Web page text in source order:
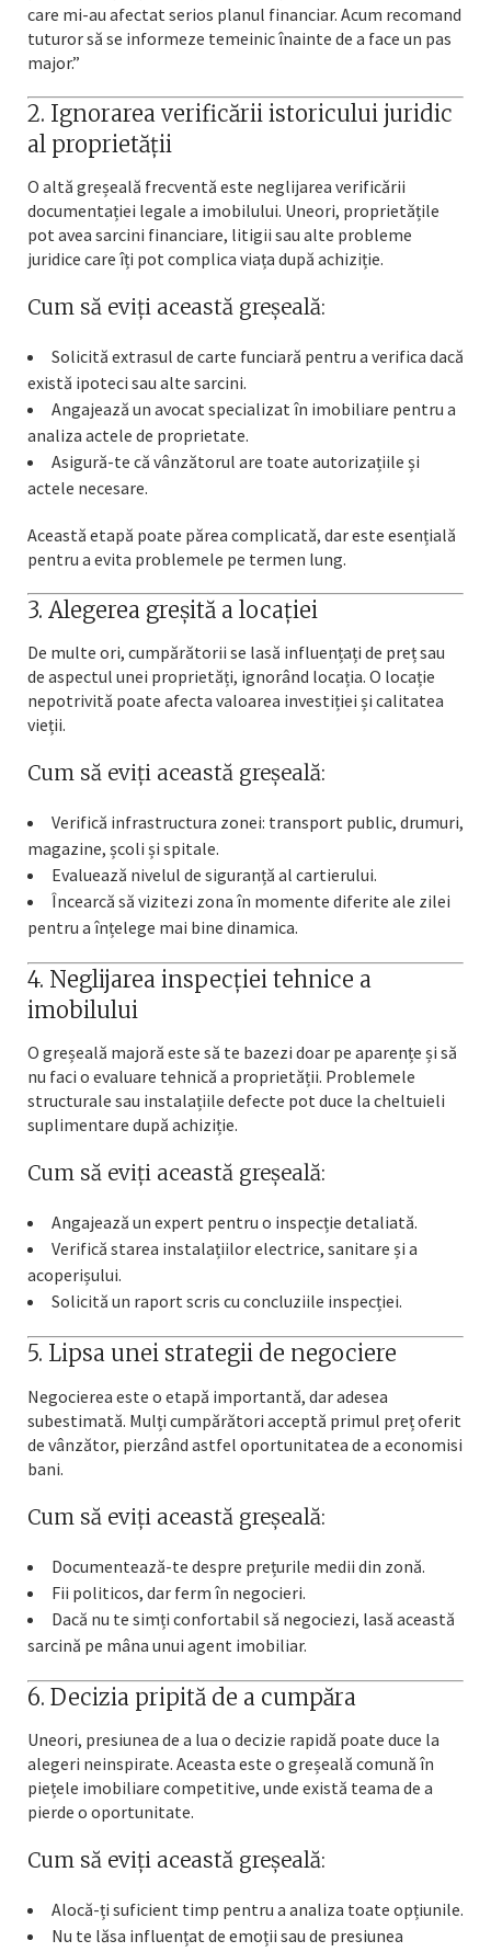
care mi-au afectat serios planul financiar. Acum recomand
tuturor să se informeze temeinic înainte de a face un pas
major.”
2. Ignorarea verificării istoricului juridic
al proprietății
O altă greșeală frecventă este neglijarea verificării
documentației legale a imobilului. Uneori, proprietățile
pot avea sarcini financiare, litigii sau alte probleme
juridice care îți pot complica viața după achiziție.
Cum să eviți această greșeală:
Solicită extrasul de carte funciară pentru a verifica dacă
există ipoteci sau alte sarcini.
Angajează un avocat specializat în imobiliare pentru a
analiza actele de proprietate.
Asigură-te că vânzătorul are toate autorizațiile și
actele necesare.
Această etapă poate părea complicată, dar este esențială
pentru a evita problemele pe termen lung.
3. Alegerea greșită a locației
De multe ori, cumpărătorii se lasă influențați de preț sau
de aspectul unei proprietăți, ignorând locația. O locație
nepotrivită poate afecta valoarea investiției și calitatea
vieții.
Cum să eviți această greșeală:
Verifică infrastructura zonei: transport public, drumuri,
magazine, școli și spitale.
Evaluează nivelul de siguranță al cartierului.
Încearcă să vizitezi zona în momente diferite ale zilei
pentru a înțelege mai bine dinamica.
4. Neglijarea inspecției tehnice a
imobilului
O greșeală majoră este să te bazezi doar pe aparențe și să
nu faci o evaluare tehnică a proprietății. Problemele
structurale sau instalațiile defecte pot duce la cheltuieli
suplimentare după achiziție.
Cum să eviți această greșeală:
Angajează un expert pentru o inspecție detaliată.
Verifică starea instalațiilor electrice, sanitare și a
acoperișului.
Solicită un raport scris cu concluziile inspecției.
5. Lipsa unei strategii de negociere
Negocierea este o etapă importantă, dar adesea
subestimată. Mulți cumpărători acceptă primul preț oferit
de vânzător, pierzând astfel oportunitatea de a economisi
bani.
Cum să eviți această greșeală:
Documentează-te despre prețurile medii din zonă.
Fii politicos, dar ferm în negocieri.
Dacă nu te simți confortabil să negociezi, lasă această
sarcină pe mâna unui agent imobiliar.
6. Decizia pripită de a cumpăra
Uneori, presiunea de a lua o decizie rapidă poate duce la
alegeri neinspirate. Aceasta este o greșeală comună în
piețele imobiliare competitive, unde există teama de a
pierde o oportunitate.
Cum să eviți această greșeală:
Alocă-ți suficient timp pentru a analiza toate opțiunile.
Nu te lăsa influențat de emoții sau de presiunea